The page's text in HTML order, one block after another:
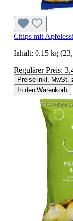
Chips mit
Inhalt: 0.15 kg
Regulärer Preis:
Preise inkl. MwSt.
In den Warenkorb